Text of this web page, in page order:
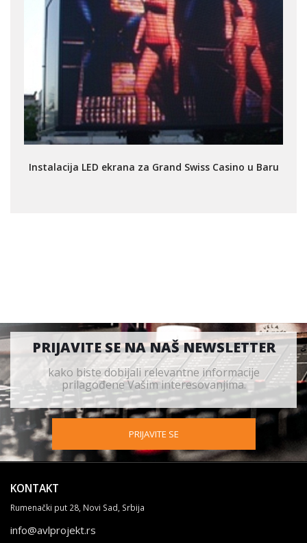
Instalacija LED ekrana za Grand Swiss Casino u Baru
PRIJAVITE SE NA NAŠ NEWSLETTER
kako biste dobijali relevantne informacije
prilagođene Vašim interesovanjima.
PRIJAVITE SE
KONTAKT
Rumenački put 28, Novi Sad, Srbija
info@avlprojekt.rs